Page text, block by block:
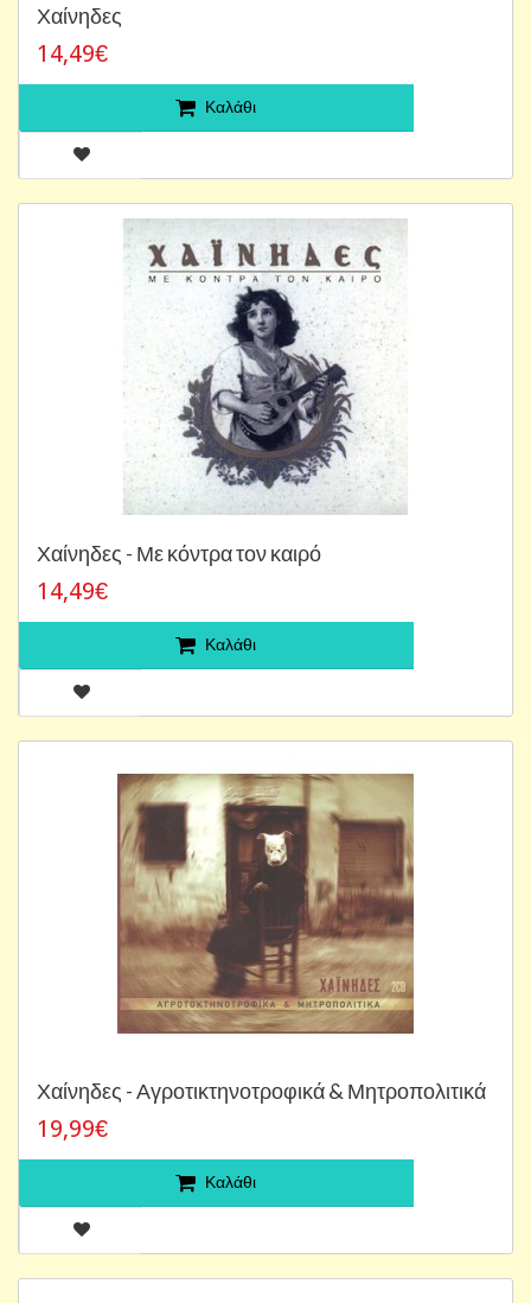
Χαίνηδες
14,49€
Καλάθι
Χαίνηδες - Με κόντρα τον καιρό
14,49€
Καλάθι
Χαίνηδες - Αγροτικτηνοτροφικά & Μητροπολιτικά
19,99€
Καλάθι